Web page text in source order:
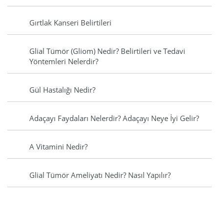
Gırtlak Kanseri Belirtileri
Glial Tümör (Gliom) Nedir? Belirtileri ve Tedavi
Yöntemleri Nelerdir?
Gül Hastalığı Nedir?
Adaçayı Faydaları Nelerdir? Adaçayı Neye İyi Gelir?
A Vitamini Nedir?
Glial Tümör Ameliyatı Nedir? Nasıl Yapılır?